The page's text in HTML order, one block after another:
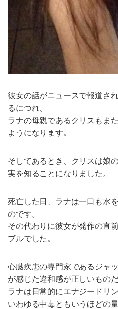
彼女の話がニュースで報道さ
るにつれ、
ラナの母親であるクリスもま
ようになります。
そしてあるとき、クリスは娘
実を知ることになりました。
死亡した日、ラナは一口も水
のです。
その代わりに彼女が発作の直
ブルでした。
心臓疾患の専門家であるジャ
が感じた違和感が正しいものだ
ラナは日常的にエナジードリ
いわゆる中毒ともいうほどの